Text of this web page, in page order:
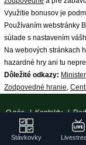
Využitie bonusov je
Používaním webstránky
súlade s nastavením
Na webových stránkach
hazardné hry ani tu
Dôležité odkazy:
Zodpovedné hranie
O nás|Kontakty|
Spracovanie
GTO Solutions, s.r.o.
Stávkovky